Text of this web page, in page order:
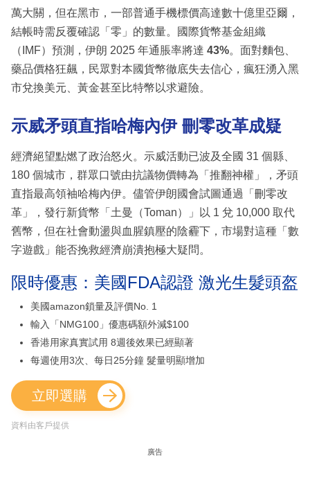
萬大關，但在黑市，一部普通手機標價高達數十億里亞爾，
結帳時需反覆確認「零」的數量。國際貨幣基金組織
（IMF）預測，伊朗 2025 年通脹率將達 43%。面對麵包、
藥品價格狂飆，民眾對本國貨幣徹底失去信心，瘋狂湧入黑
市兌換美元、黃金甚至比特幣以求避險。
示威矛頭直指哈梅內伊 刪零改革成疑
經濟絕望點燃了政治怒火。示威活動已波及全國 31 個縣、
180 個城市，群眾口號由抗議物價轉為「推翻神權」，矛頭
直指最高領袖哈梅內伊。儘管伊朗國會試圖通過「刪零改
革」，發行新貨幣「土曼（Toman）」以 1 兌 10,000 取代
舊幣，但在社會動盪與血腥鎮壓的陰霾下，市場對這種「數
字遊戲」能否挽救經濟崩潰抱極大疑問。
限時優惠：美國FDA認證 激光生髮頭盔
美國amazon鎖量及評價No. 1
輸入「NMG100」優惠碼額外減$100
香港用家真實試用 8週後效果已經顯著
每週使用3次、每日25分鐘 髮量明顯增加
立即選購
資料由客戶提供
廣告